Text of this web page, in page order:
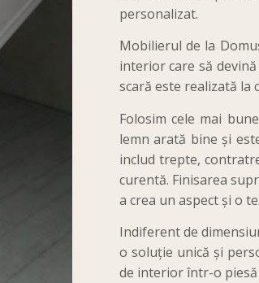
personalizat.
Mobilierul de la
interior care să
scară este realizată la
Folosim cele mai
lemn arată bine și
includ trepte,
curentă. Finisarea
a crea un aspect și o
Indiferent de
o soluție unică și
de interior într-o